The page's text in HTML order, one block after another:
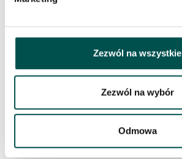
Zezwól na wszystkie
Zezwól na wybór
Odmowa